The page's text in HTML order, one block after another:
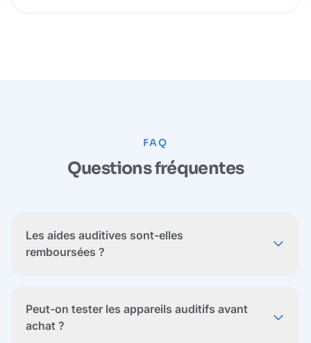
FAQ
Questions fréquentes
Les aides auditives sont-elles
remboursées ?
Peut-on tester les appareils auditifs avant
achat ?